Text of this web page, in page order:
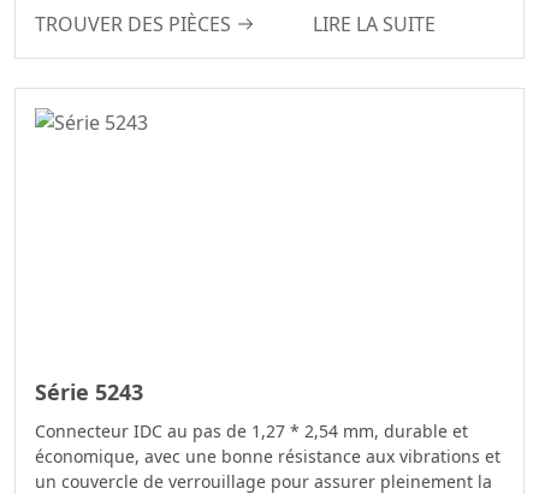
TROUVER DES PIÈCES LIRE LA SUITE
Série 5243
Connecteur IDC au pas de 1,27 * 2,54 mm, durable et
économique, avec une bonne résistance aux vibrations et
un couvercle de verrouillage pour assurer pleinement la